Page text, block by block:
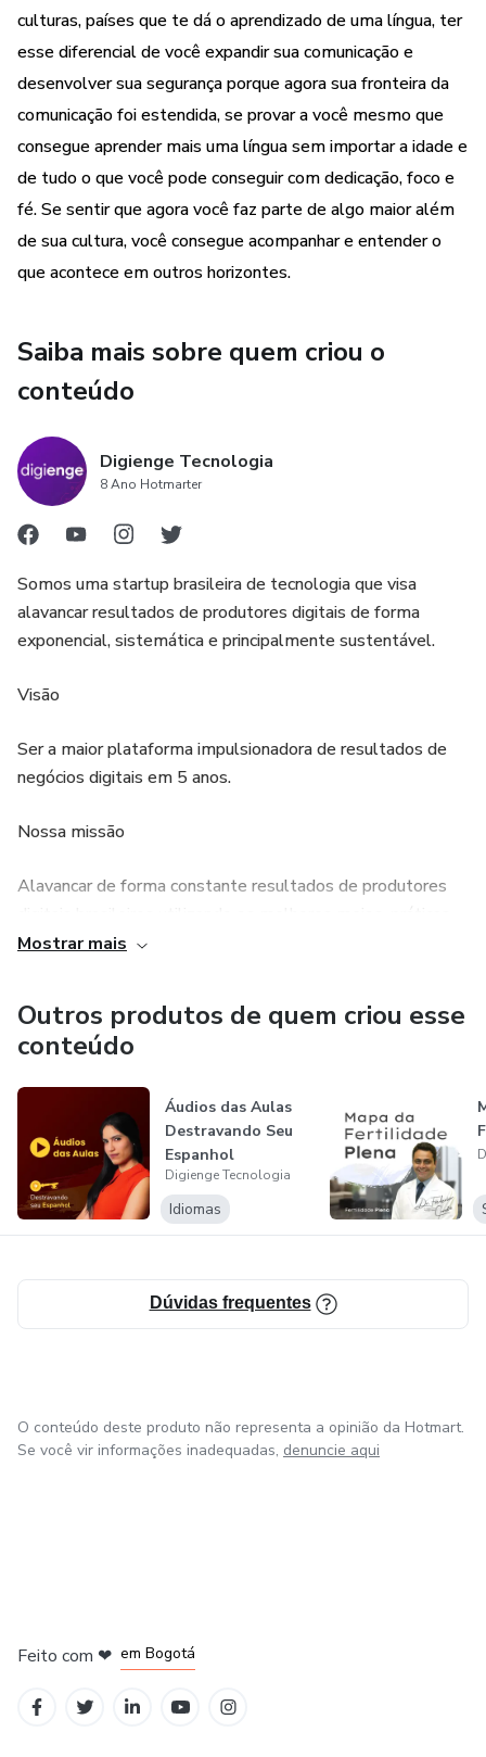
culturas, países que te dá o aprendizado de uma língua, ter
esse diferencial de você expandir sua comunicação e
desenvolver sua segurança porque agora sua fronteira da
comunicação foi estendida, se provar a você mesmo que
consegue aprender mais uma língua sem importar a idade e
de tudo o que você pode conseguir com dedicação, foco e
fé. Se sentir que agora você faz parte de algo maior além
de sua cultura, você consegue acompanhar e entender o
que acontece em outros horizontes.
Saiba mais sobre quem criou o
conteúdo
Digienge Tecnologia
8 Ano Hotmarter
Somos uma startup brasileira de tecnologia que visa
alavancar resultados de produtores digitais de forma
exponencial, sistemática e principalmente sustentável.
Visão
Ser a maior plataforma impulsionadora de resultados de
negócios digitais em 5 anos.
Nossa missão
Alavancar de forma constante resultados de produtores
técnicas e métodos do mercado.
Valorização do ser humano, ética, respeito, aprendizado
Certificados
Somos parceiros oficiais certificados da Hotmart, experts
em todos os tipos de lançamentos e geração de
da nossa empresa: impactar positivamente as pessoas ao
nosso redor.
Mostrar mais
Outros produtos de quem criou esse
conteúdo
Áudios das Aulas
Destravando Seu
Espanhol
Digienge Tecnologia
Idiomas
Dúvidas frequentes
O conteúdo deste produto não representa a opinião da Hotmart.
Se você vir informações inadequadas, denuncie aqui
Feito com ❤ em Bogotá